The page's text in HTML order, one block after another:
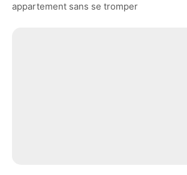
appartement sans se tromper